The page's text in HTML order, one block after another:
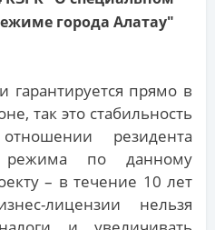
города Алатау"
гарантируется прямо в
так это стабильность
резидента
режима по данному
– в течение 10 лет
лицензии нельзя